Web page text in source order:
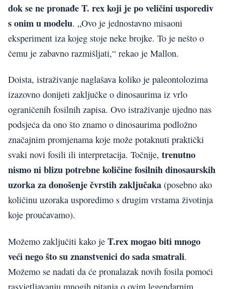
dok se ne pronađe T. rex koji je po veličini usporediv
s onim u modelu. „Ovo je jednostavno misaoni
eksperiment iza kojeg stoje neke brojke. To je nešto o
čemu je zabavno razmišljati,“ rekao je Mallon.
Doista, istraživanje naglašava koliko je paleontolozima
izazovno donijeti zaključke o dinosaurima iz vrlo
ograničenih fosilnih zapisa. Ovo istraživanje ujedno nas
podsjeća da ono što znamo o dinosaurima podložno
značajnim promjenama koje može potaknuti praktički
svaki novi fosili ili interpretacija. Točnije, trenutno
nismo ni blizu potrebne količine fosilnih dinosaurskih
uzorka za donošenje čvrstih zaključaka (posebno ako
količinu uzoraka usporedimo s drugim vrstama životinja
koje proučavamo).
Možemo zaključiti kako je T.rex mogao bitimnogo
veći nego što su znanstvenici do sada smatrali.
Možemo se nadati da će pronalazak novih fosila pomoći
rasvjetljavanju mnogih pitanja o ovim legendarnim